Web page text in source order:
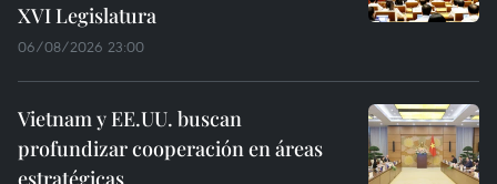
XVI Legislatura
06/08/2026 23:00
Vietnam y EE.UU. buscan
profundizar cooperación en áreas
estratégicas